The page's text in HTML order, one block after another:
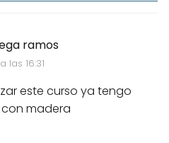
ramos
las 16:31
este curso ya tengo
madera